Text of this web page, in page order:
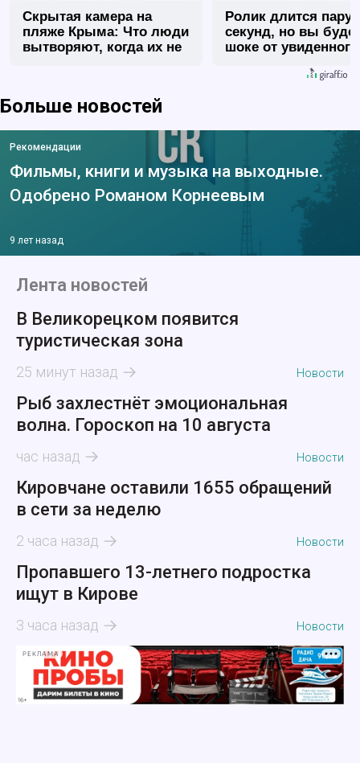
Скрытая камера на
пляже Крыма: Что люди
вытворяют, когда их не
Ролик длится пару
секунд, но вы
шоке от увиденного
Больше новостей
Рекомендации
Фильмы, книги и музыка на выходные.
Одобрено Романом Корнеевым
9 лет назад
Лента новостей
В Великорецком появится
туристическая зона
25 минут назад Новости
Рыб захлестнёт эмоциональная
волна. Гороскоп на 10 августа
час назад Новости
Кировчане оставили 1655 обращений
в сети за неделю
2 часа назад Новости
Пропавшего 13-летнего подростка
ищут в Кирове
3 часа назад Новости
РЕКЛАМА